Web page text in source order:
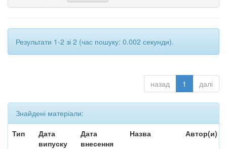
Результати 1-2 зі 2 (час пошуку: 0.002 секунди).
назад 1 далі
Знайдені матеріали:
Тип
Дата
випуску
Дата
внесення
Назва Автор(и)